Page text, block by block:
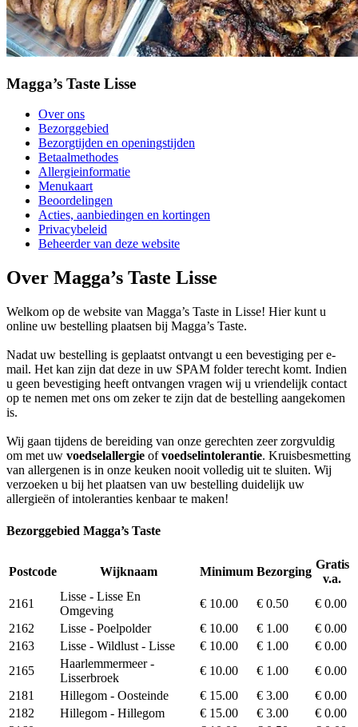
Magga’s Taste Lisse
Over ons
Bezorggebied
Bezorgtijden en openingstijden
Betaalmethodes
Allergieinformatie
Menukaart
Beoordelingen
Acties, aanbiedingen en kortingen
Privacybeleid
Beheerder van deze website
Over Magga’s Taste Lisse
Welkom op de website van Magga’s Taste in Lisse! Hier kunt u
online uw bestelling plaatsen bij Magga’s Taste.
Nadat uw bestelling is geplaatst ontvangt u een bevestiging per e-
mail. Het kan zijn dat deze in uw SPAM folder terecht komt. Indien
u geen bevestiging heeft ontvangen vragen wij u vriendelijk contact
op te nemen met ons om zeker te zijn dat de bestelling aangekomen
is.
Wij gaan tijdens de bereiding van onze gerechten zeer zorgvuldig
om met uw voedselallergie ofvoedselintolerantie. Kruisbesmetting
van allergenen is in onze keuken nooit volledig uit te sluiten. Wij
verzoeken u bij het plaatsen van uw bestelling duidelijk uw
allergieën of intoleranties kenbaar te maken!
Bezorggebied Magga’s Taste
Postcode Wijknaam Minimum Bezorging
Gratis
v.a.
2161
Lisse - Lisse En
Omgeving
€ 10.00 € 0.50
€ 0.00
2162
Lisse - Poelpolder € 10.00 € 1.00
€ 0.00
2163
Lisse - Wildlust - Lisse € 10.00 € 1.00
€ 0.00
2165
Haarlemmermeer -
Lisserbroek
€ 10.00 € 1.00
€ 0.00
2181
Hillegom - Oosteinde € 15.00 € 3.00
€ 0.00
2182
Hillegom - Hillegom € 15.00 € 3.00
€ 0.00